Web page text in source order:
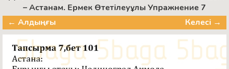
– Астанам. Ермек Өтетілеуұлы Упражнение 7
← Алдыңғы
Келесі →